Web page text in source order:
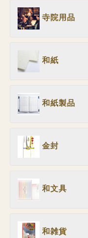
寺院用品
和紙
和紙製品
金封
和文具
和雑貨